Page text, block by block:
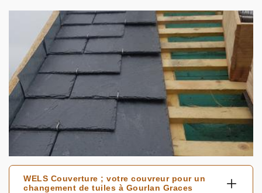
WELS Couverture ; votre couvreur pour un
changement de tuiles à Gourlan Graces